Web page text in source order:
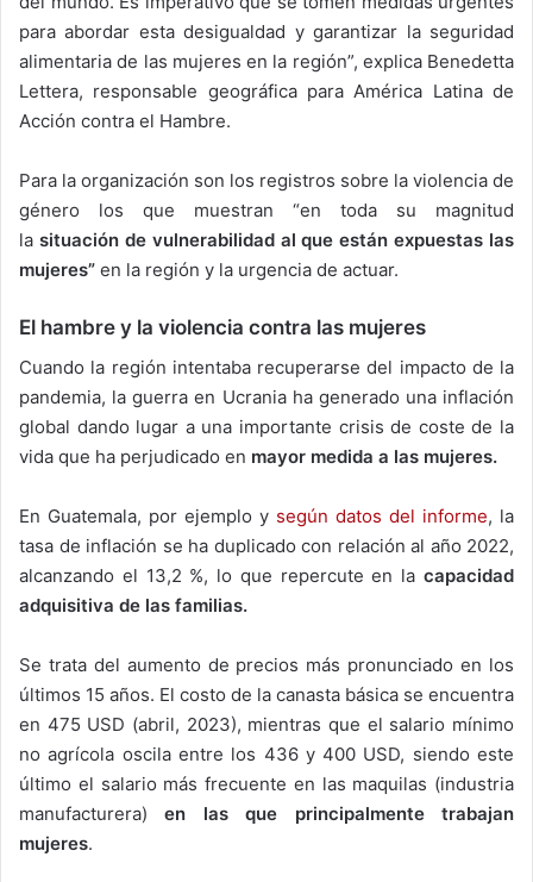
para abordar esta desigualdad y garantizar la seguridad
alimentaria de las mujeres en la región”, explica Benedetta
Lettera, responsable geográfica para América Latina de
Acción contra el Hambre.
Para la organización son los registros sobre la violencia de
género los que muestran “en toda su magnitud
la situación de vulnerabilidad al que están expuestas las
mujeres” en la región y la urgencia de actuar.
El hambre y la violencia contra las mujeres
Cuando la región intentaba recuperarse del impacto de la
pandemia, la guerra en Ucrania ha generado una inflación
global dando lugar a una importante crisis de coste de la
vida que ha perjudicado en mayor medida a las mujeres.
En Guatemala, por ejemplo y según datos del informe, la
tasa de inflación se ha duplicado con relación al año 2022,
alcanzando el 13,2 %, lo que repercute en la capacidad
adquisitiva de las familias.
Se trata del aumento de precios más pronunciado en los
últimos 15 años. El costo de la canasta básica se encuentra
en 475 USD (abril, 2023), mientras que el salario mínimo
no agrícola oscila entre los 436 y 400 USD, siendo este
último el salario más frecuente en las maquilas (industria
manufacturera)en las que principalmente trabajan
mujeres.